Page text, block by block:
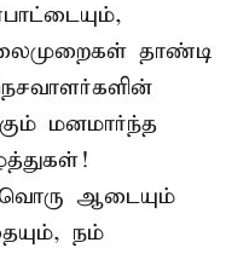
தாண்டி
மனமார்ந்த
ஆடையும்
நம்